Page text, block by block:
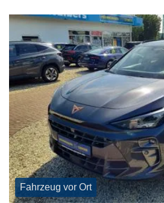
Fahrzeug vor Ort